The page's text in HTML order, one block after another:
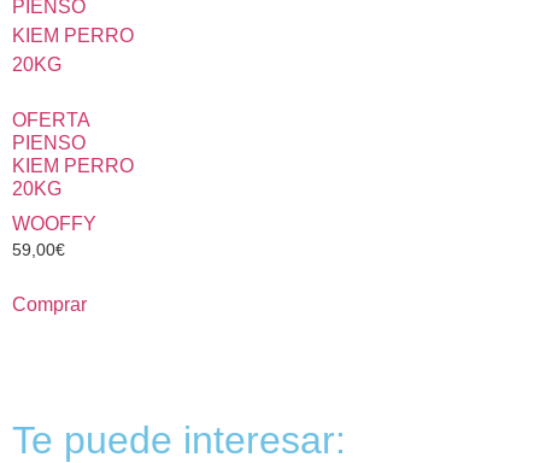
OFERTA
PIENSO
KIEM PERRO
20KG
WOOFFY
59,00€
Comprar
Te puede interesar: